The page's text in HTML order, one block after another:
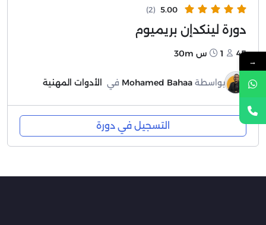
5.00
(2)
دورة لينكدإن بريميوم
45 1س 30m
بواسطة Mohamed Bahaa في الأدوات المهنية
التسجيل في دورة
→